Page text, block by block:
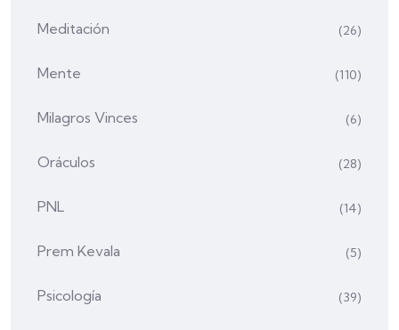
Meditación (26)
Mente (110)
Milagros Vinces (6)
Oráculos (28)
PNL (14)
Prem Kevala (5)
Psicología (39)